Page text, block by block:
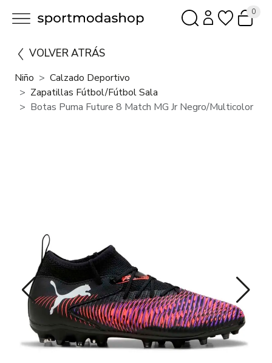
0
VOLVER ATRÁS
Niño
Calzado Deportivo
Zapatillas Fútbol/fútbol Sala
Botas Puma Future 8 Match MG Jr Negro/Multicolor